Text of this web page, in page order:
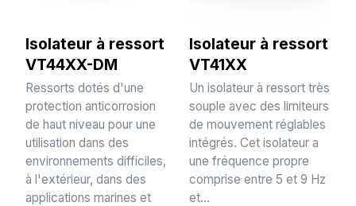
Isolateur à ressort
VT44XX-DM
Ressorts dotés d'une
protection anticorrosion
de haut niveau pour une
utilisation dans des
environnements difficiles,
à l'extérieur, dans des
applications marines et
Isolateur à ressort
VT41XX
Un isolateur à ressort très
souple avec des limiteurs
de mouvement réglables
intégrés. Cet isolateur a
une fréquence propre
comprise entre 5 et 9 Hz
et...